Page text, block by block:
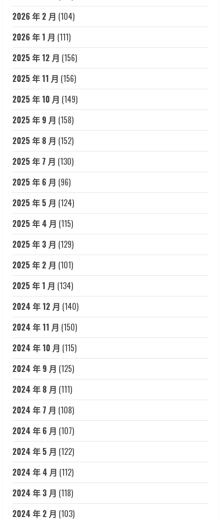
2026 年 2 月 (104)
2026 年 1 月 (111)
2025 年 12 月 (156)
2025 年 11 月 (156)
2025 年 10 月 (149)
2025 年 9 月 (158)
2025 年 8 月 (152)
2025 年 7 月 (130)
2025 年 6 月 (96)
2025 年 5 月 (124)
2025 年 4 月 (115)
2025 年 3 月 (129)
2025 年 2 月 (101)
2025 年 1 月 (134)
2024 年 12 月 (140)
2024 年 11 月 (150)
2024 年 10 月 (115)
2024 年 9 月 (125)
2024 年 8 月 (111)
2024 年 7 月 (108)
2024 年 6 月 (107)
2024 年 5 月 (122)
2024 年 4 月 (112)
2024 年 3 月 (118)
2024 年 2 月 (103)